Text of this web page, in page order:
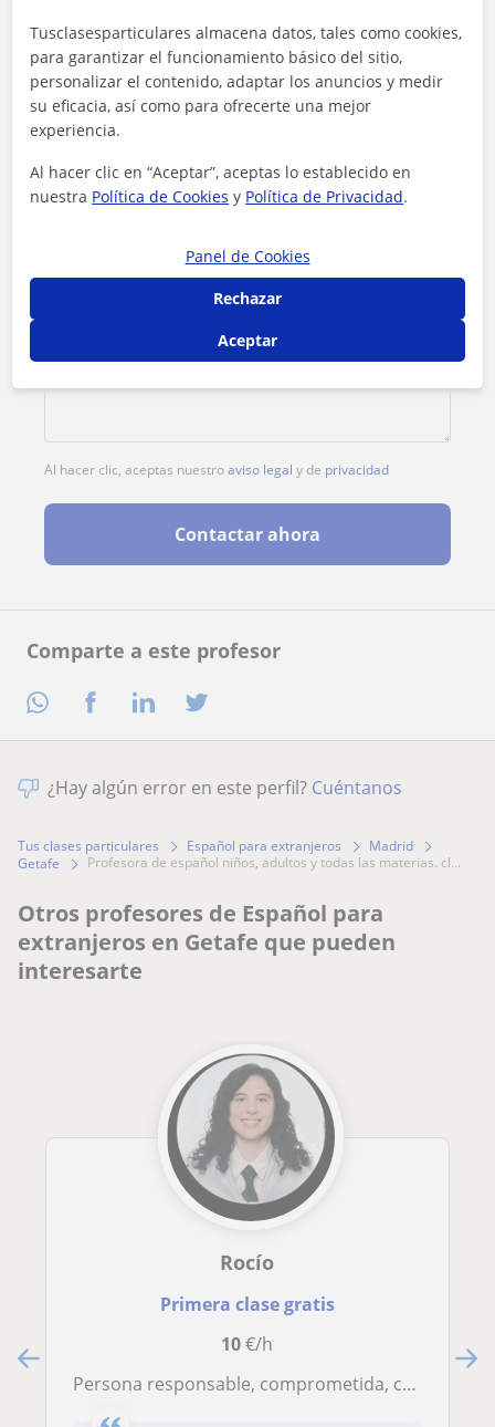
Comparte a este profesor
Contacta con Emilia
Tarifa 13 €/h
Al hacer clic, aceptas nuestroaviso legal y de privacidad
Contactar ahora
¿Hay algún error en este perfil? Cuéntanos
Tus clases particulares Español para extranjeros
Madrid
Getafe
profesora de español niños, adultos y todas las materias. cl...
Otros profesores de Español para
extranjeros en Getafe que pueden
interesarte
Rocío
Primera clase gratis
10€/h
Persona responsable, comprometida, con paciencia y empatía a la hora de enseñar
Tusclasesparticulares almacena datos, tales como cookies,
para garantizar el funcionamiento básico del sitio,
personalizar el contenido, adaptar los anuncios y medir
su eficacia, así como para ofrecerte una mejor
experiencia.
Al hacer clic en “Aceptar”, aceptas lo establecido en
nuestra Política de Cookies y Política de Privacidad.
Panel de Cookies
Rechazar
Aceptar